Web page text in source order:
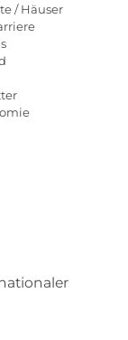
/ Häuser